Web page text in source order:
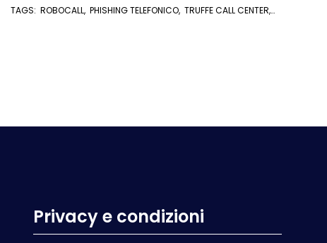
TAGS: ROBOCALL, PHISHING TELEFONICO, TRUFFE CALL CENTER,
Privacy e condizioni